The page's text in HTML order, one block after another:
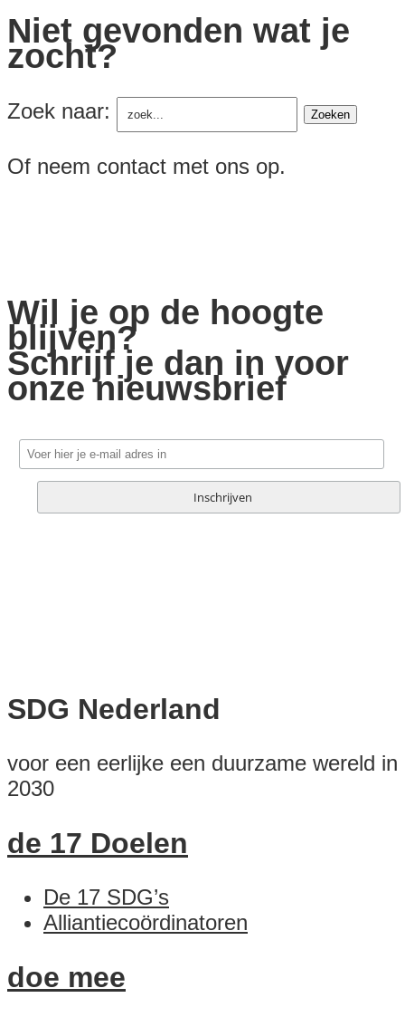
Niet gevonden wat je
zocht?
Zoek naar:
Of neem contact met ons op.
Wil je op de hoogte
blijven?
Schrijf je dan in voor
onze nieuwsbrief
SDG Nederland
voor een eerlijke een duurzame wereld in
2030
de 17 Doelen
De 17 SDG’s
Alliantiecoördinatoren
doe mee